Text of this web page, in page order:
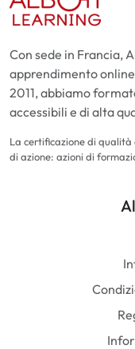
Con sede in Francia,
apprendimento
2011, abbiamo
accessibili e di alta
La certificazione di
di azione: azioni di